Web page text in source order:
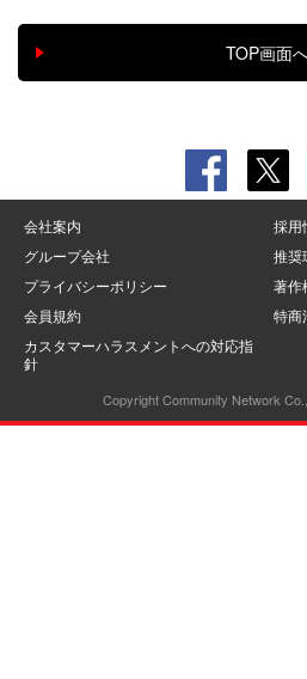
会社案内
採用
グループ会社
推奨
プライバシーポリシー
著作
会員規約
特商
カスタマーハラスメントへの対応指
針
Copyright Community Network